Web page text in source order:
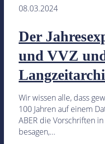
GwG-Prüfung
Büroausstattung
Empfohlene Artikel
Onlinebeurkundung
Produkte rund um
Jetzt mehr erfahren
08.03.2024
Der
und VVZ
Wir wissen alle, dass
100 Jahren auf einem
ABER die Vorschriften
besagen,...